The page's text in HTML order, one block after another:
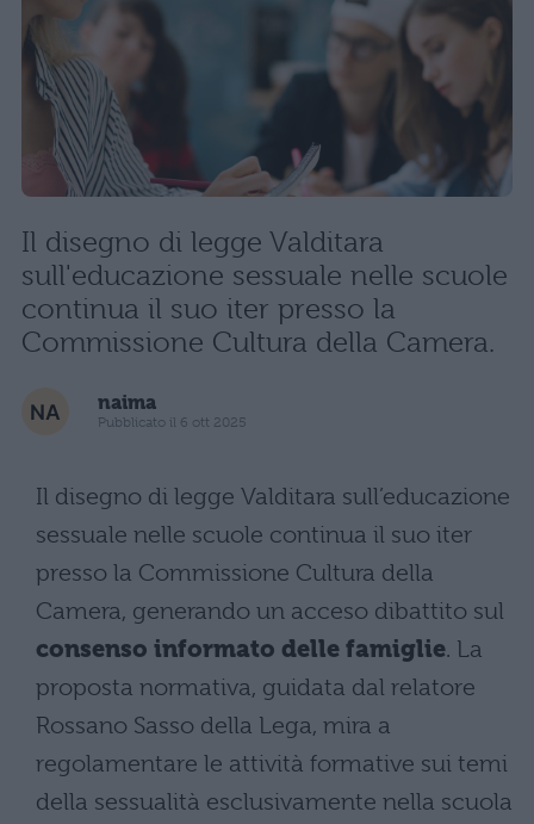
Il disegno di legge Valditara
sull'educazione sessuale nelle scuole
continua il suo iter presso la
Commissione Cultura della Camera.
naima
Pubblicato il 6 ott 2025
Il disegno di legge Valditara sull’educazione
sessuale nelle scuole continua il suo iter
presso la Commissione Cultura della
Camera, generando un acceso dibattito sul
consenso informato delle famiglie. La
proposta normativa, guidata dal relatore
Rossano Sasso della Lega, mira a
regolamentare le attività formative sui temi
della sessualità esclusivamente nella scuola